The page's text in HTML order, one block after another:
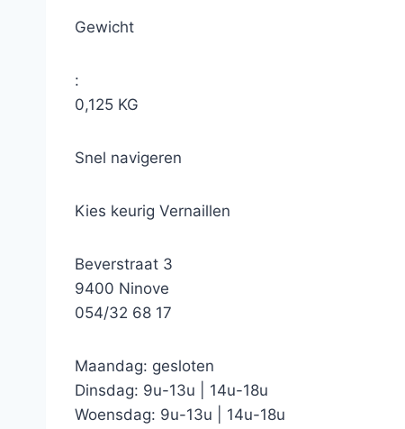
Gewicht
:
0,125 KG
Snel navigeren
Kies keurig Vernaillen
Beverstraat 3
9400 Ninove
054/32 68 17
Maandag: gesloten
Dinsdag: 9u-13u | 14u-18u
Woensdag: 9u-13u | 14u-18u